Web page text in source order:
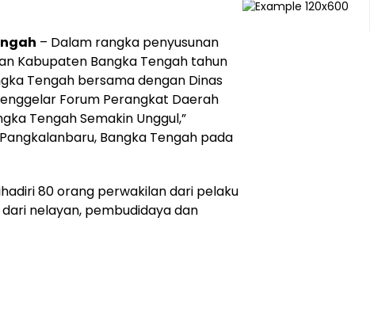
– Dalam rangka penyusunan
Kabupaten Bangka Tengah tahun
Tengah bersama dengan Dinas
Forum Perangkat Daerah
Tengah Semakin Unggul,”
Bangka Tengah pada
80 orang perwakilan dari pelaku
nelayan, pembudidaya dan